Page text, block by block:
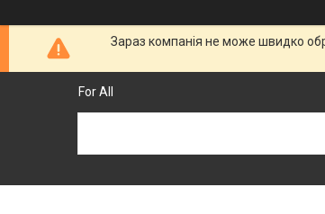
Зараз компанія не може швидко
For All